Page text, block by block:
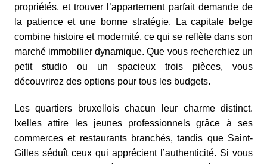
propriétés, et trouver l’appartement parfait demande de
la patience et une bonne stratégie. La capitale belge
combine histoire et modernité, ce qui se reflète dans son
marché immobilier dynamique. Que vous recherchiez un
petit studio ou un spacieux trois pièces, vous
découvrirez des options pour tous les budgets.
Les quartiers bruxellois chacun leur charme distinct.
Ixelles attire les jeunes professionnels grâce à ses
commerces et restaurants branchés, tandis que Saint-
Gilles séduît ceux qui apprécient l’authenticité. Si vous